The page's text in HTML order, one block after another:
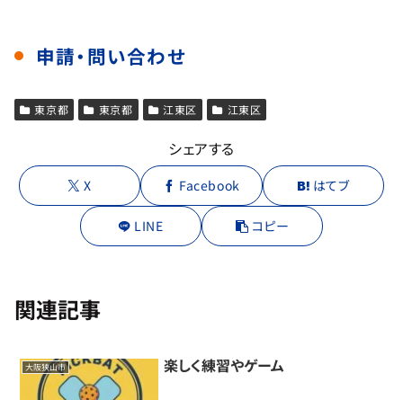
申請・問い合わせ
東京都 東京都 江東区 江東区
シェアする
X Facebook はてブ
LINE コピー
関連記事
大阪狭山市 楽しく練習やゲーム